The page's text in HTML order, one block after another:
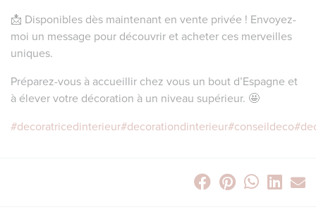
📩 Disponibles dès maintenant en vente privée ! Envoyez-
moi un message pour découvrir et acheter ces merveilles
uniques.
Préparez-vous à accueillir chez vous un bout d’Espagne et
à élever votre décoration à un niveau supérieur. 🤩
#decoratricedinterieur#decorationdinterieur#conseildeco